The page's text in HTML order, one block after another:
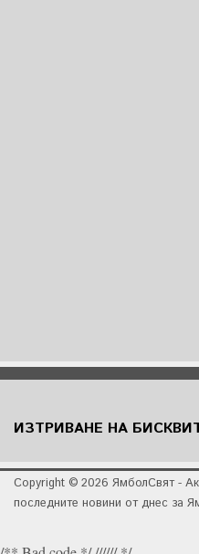
ИЗТРИВАНЕ НА
Copyright © 2026 ЯмболСвят -
последните новини от днес за